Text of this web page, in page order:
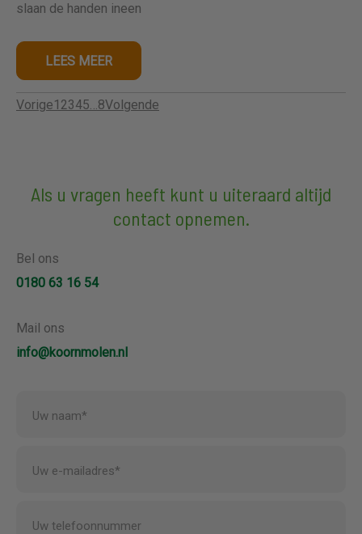
slaan de handen ineen
LEES MEER
Vorige1 2345…8Volgende
Als u vragen heeft kunt u uiteraard altijd
contact opnemen.
Bel ons
0180 63 16 54
Mail ons
info@koornmolen.nl
Uw naam*
Uw e-mailadres*
Uw telefoonnummer